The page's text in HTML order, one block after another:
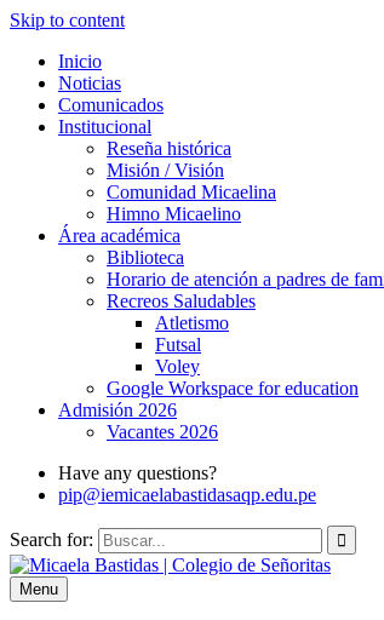
Skip to content
Inicio
Noticias
Comunicados
Institucional
Reseña histórica
Misión / Visión
Comunidad Micaelina
Himno Micaelino
Área académica
Biblioteca
Horario de atención a padres de
Recreos Saludables
Atletismo
Futsal
Voley
Google Workspace for education
Admisión 2026
Vacantes 2026
Have any questions?
pip@iemicaelabastidasaqp.edu.pe
Search for:
Menu